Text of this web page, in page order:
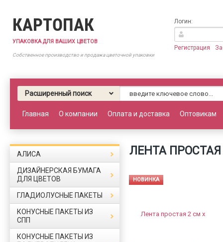
КАРТОПАК
УПАКОВКА ДЛЯ ВАШИХ ЦВЕТОВ
Собственное производство и продажа цветочной упаковки
Логин:
Регистрация
Расширенный поиск
Главная О компании Оплата и доставка Оптовикам
АЛИСА
ДИЗАЙНЕРСКАЯ БУМАГА
ДЛЯ ЦВЕТОВ
ГЛАДИОЛУСНЫЕ ПАКЕТЫ
КОНУСНЫЕ ПАКЕТЫ ИЗ
СПП
КОНУСНЫЕ ПАКЕТЫ ИЗ
ЛЕНТА
НОВИНКА